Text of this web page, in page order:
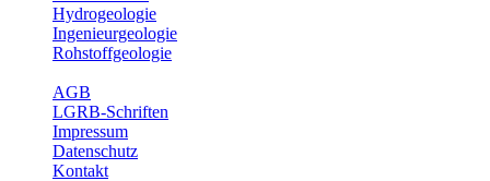
Hydrogeologie
Ingenieurgeologie
Rohstoffgeologie
AGB
LGRB-Schriften
Impressum
Datenschutz
Kontakt